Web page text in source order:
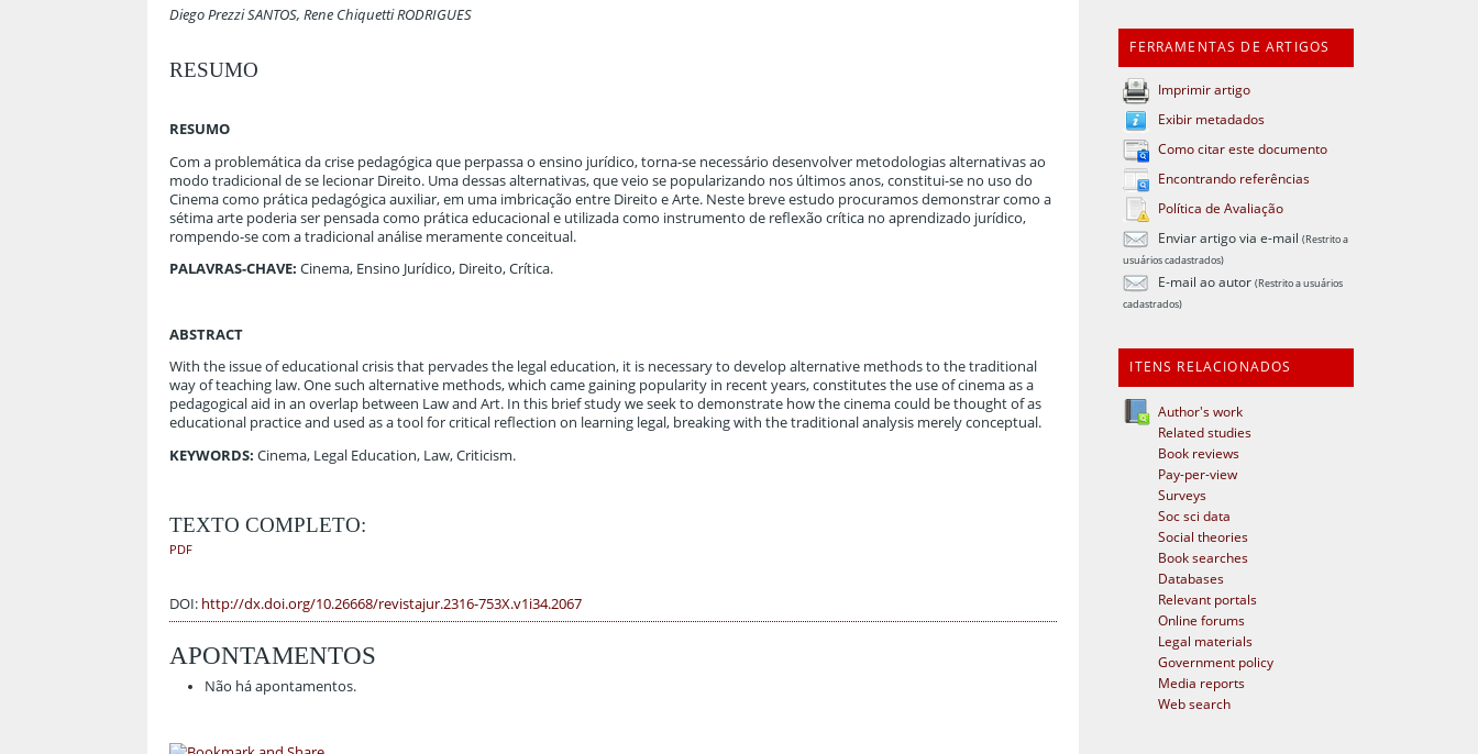
FERRAMENTAS DE ARTIGOS
Imprimir artigo
Exibir metadados
Como citar este documento
Encontrando referências
Política de Avaliação
Enviar artigo via e-mail(Restrito a
usuários cadastrados)
E-mail ao autor(Restrito a usuários
cadastrados)
ITENS RELACIONADOS
Author's work
Related studies
Book reviews
Pay-per-view
Surveys
Soc sci data
Social theories
Book searches
Databases
Relevant portals
Online forums
Legal materials
Government policy
Media reports
Web search
Diego Prezzi SANTOS, Rene Chiquetti RODRIGUES
RESUMO
RESUMO
Com a problemática da crise pedagógica que perpassa o ensino jurídico, torna-se necessário desenvolver metodologias alternativas ao
modo tradicional de se lecionar Direito. Uma dessas alternativas, que veio se popularizando nos últimos anos, constitui-se no uso do
Cinema como prática pedagógica auxiliar, em uma imbricação entre Direito e Arte. Neste breve estudo procuramos demonstrar como a
sétima arte poderia ser pensada como prática educacional e utilizada como instrumento de reflexão crítica no aprendizado jurídico,
rompendo-se com a tradicional análise meramente conceitual.
PALAVRAS-CHAVE:Cinema, Ensino Jurídico, Direito, Crítica.
ABSTRACT
With the issue of educational crisis that pervades the legal education, it is necessary to develop alternative methods to the traditional
way of teaching law. One such alternative methods, which came gaining popularity in recent years, constitutes the use of cinema as a
pedagogical aid in an overlap between Law and Art. In this brief study we seek to demonstrate how the cinema could be thought of as
educational practice and used as a tool for critical reflection on learning legal, breaking with the traditional analysis merely conceptual.
KEYWORDS: Cinema, Legal Education, Law, Criticism.
TEXTO COMPLETO:
PDF
DOI: http://dx.doi.org/10.26668/revistajur.2316-753X.v1i34.2067
APONTAMENTOS
Não há apontamentos.